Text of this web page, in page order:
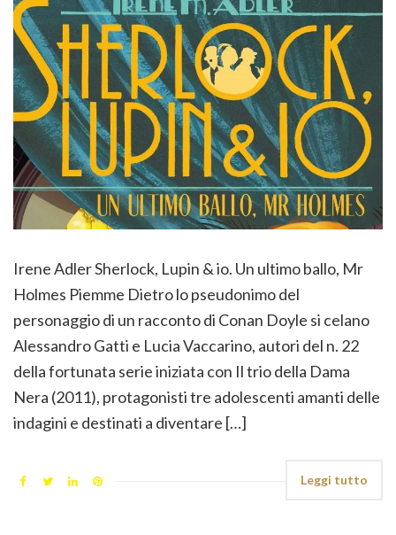
Irene Adler Sherlock, Lupin & io. Un ultimo ballo, Mr
Holmes Piemme Dietro lo pseudonimo del
personaggio di un racconto di Conan Doyle si celano
Alessandro Gatti e Lucia Vaccarino, autori del n. 22
della fortunata serie iniziata con Il trio della Dama
Nera (2011), protagonisti tre adolescenti amanti delle
indagini e destinati a diventare […]
Leggi tutto